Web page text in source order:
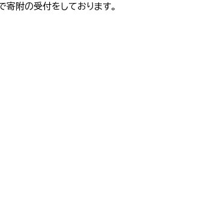
寄附の受付をしております。